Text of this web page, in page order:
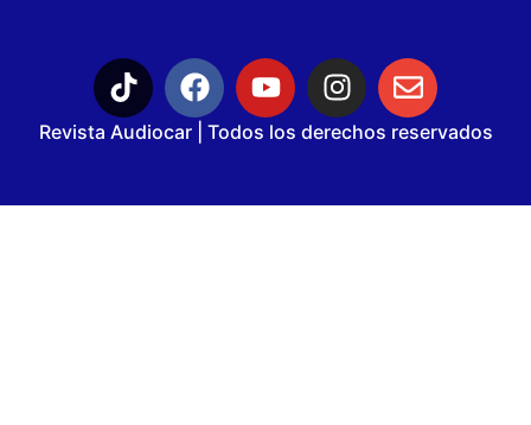
Revista Audiocar | Todos los derechos reservados